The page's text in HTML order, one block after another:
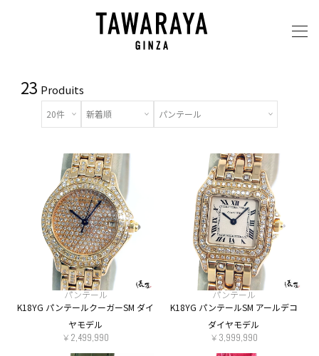
23 Produits
パンテール
K18YG パンテールクーガーSM ダイ
ヤモデル
￥2,499,990
パンテール
K18YG パンテールSM アールデコ
ダイヤモデル
￥3,999,990